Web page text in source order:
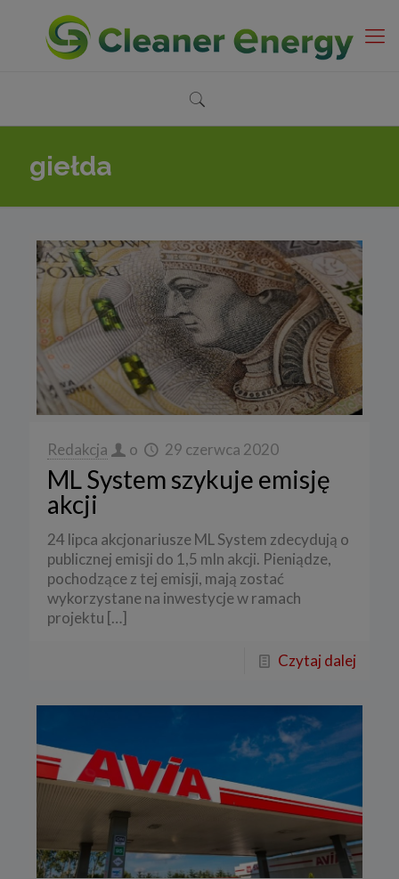
giełda
Redakcja o 29 czerwca 2020
ML System szykuje emisję
akcji
24 lipca akcjonariusze ML System zdecydują o
publicznej emisji do 1,5 mln akcji. Pieniądze,
pochodzące z tej emisji, mają zostać
wykorzystane na inwestycje w ramach
projektu […]
Czytaj dalej